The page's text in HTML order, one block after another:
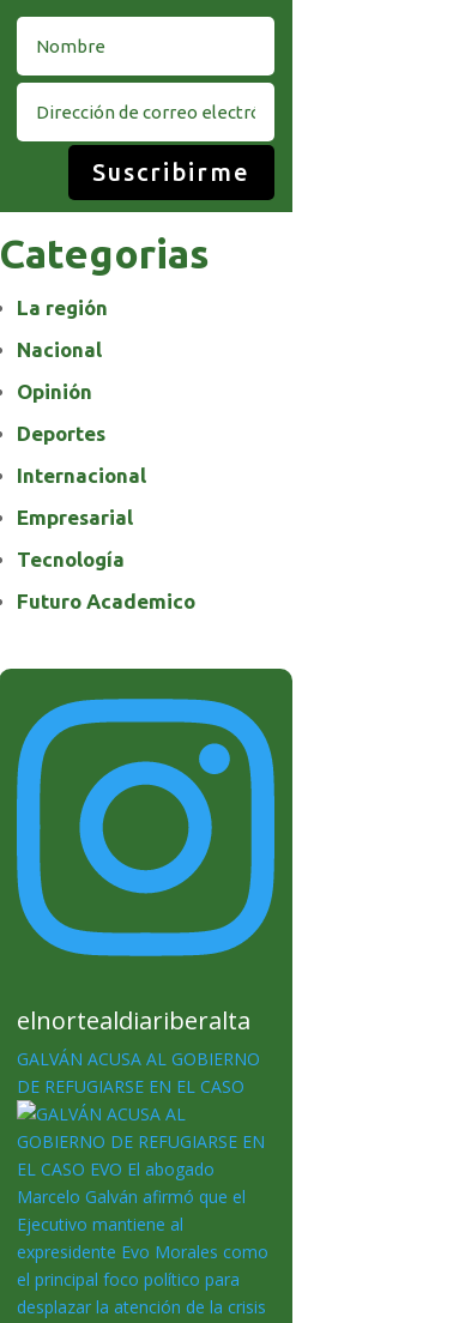
Suscribirme
Categorias
La región
Nacional
Opinión
Deportes
Internacional
Empresarial
Tecnología
Futuro Academico
elnortealdiariberalta
GALVÁN ACUSA AL GOBIERNO
DE REFUGIARSE EN EL CASO